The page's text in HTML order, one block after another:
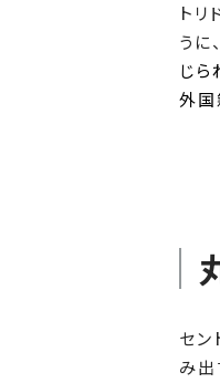
ト
うに、
じら
外国
セン
み出